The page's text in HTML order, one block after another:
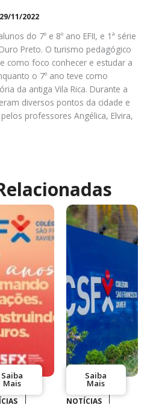
29/11/2022
do 7º e 8º ano EFII, e 1ª série
Preto. O turismo pedagógico
como foco conhecer e estudar a
o 7º ano teve como
da antiga Vila Rica. Durante a
diversos pontos da cidade e
professores Angélica, Elvira,
Saiba
Mais
Saiba
Mais
NOTÍCIAS